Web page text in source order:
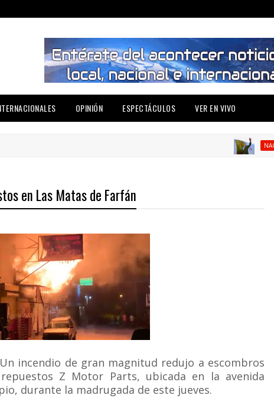
OPINIÓN ESPECTÁCULOS VER EN VIVO
NACIONAL
en Las Matas de Farfán
Un incendio de gran magnitud redujo a escombros
Z Motor Parts, ubicada en la avenida
durante la madrugada de este jueves.